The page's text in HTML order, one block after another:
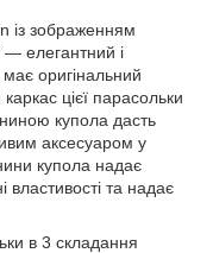
із зображенням
— елегантний і
оригінальний
цієї парасольки
купола дасть
аксесуаром у
купола надає
властивості та надає
в 3 складання